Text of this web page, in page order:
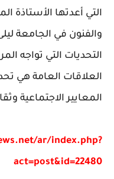
التي أعدتها الأستاذة
والفنون في الجامعة
التحديات التي تواجه
العلاقات العامة هي
المعايير الاجتماعية
ar/index.php?
act=post&id=22480